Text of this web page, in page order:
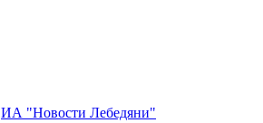
ИА "Новости Лебедяни"